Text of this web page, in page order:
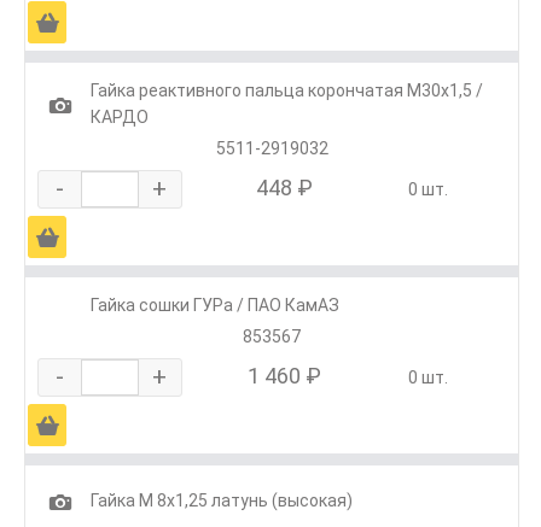
Ä
1
Гайка реактивного пальца корончатая М30х1,5 /
КАРДО
5511-2919032
- + 448 ₽ 0 шт.
Ä
Гайка сошки ГУРа / ПАО КамАЗ
853567
- + 1 460 ₽ 0 шт.
Ä
1
Гайка М 8х1,25 латунь (высокая)